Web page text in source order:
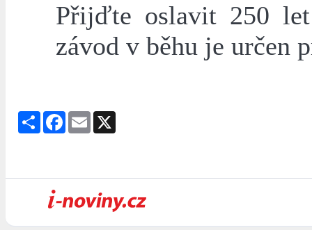
Přijďte oslavit 250
závod v běhu je určen
Share Facebook
Email